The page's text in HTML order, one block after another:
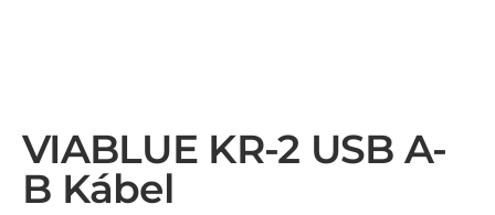
VIABLUE KR-2 USB A-
B Kábel